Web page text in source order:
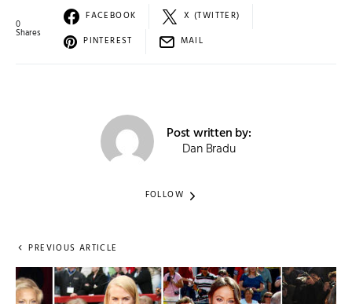
0
Shares
FACEBOOK
X (TWITTER)
PINTEREST
MAIL
Post written by:
Dan Bradu
FOLLOW
PREVIOUS ARTICLE